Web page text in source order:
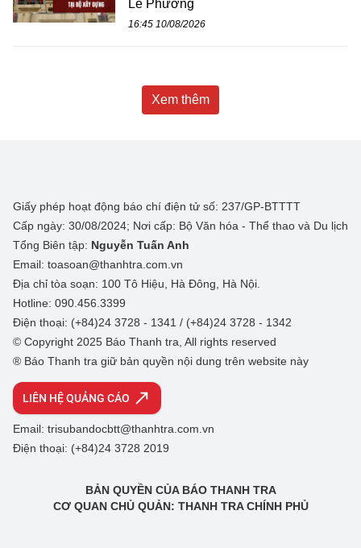
Lê Phương
16:45 10/08/2026
Xem thêm
Giấy phép hoạt động báo chí điện tử số: 237/GP-BTTTT
Cấp ngày: 30/08/2024; Nơi cấp: Bộ Văn hóa - Thể thao và Du lịch
Tổng Biên tập: Nguyễn Tuấn Anh
Email: toasoan@thanhtra.com.vn
Địa chỉ tòa soạn: 100 Tô Hiệu, Hà Đông, Hà Nội.
Hotline: 090.456.3399
Điện thoại: (+84)24 3728 - 1341 / (+84)24 3728 - 1342
© Copyright 2025 Báo Thanh tra, All rights reserved
® Báo Thanh tra giữ bản quyền nội dung trên website này
LIÊN HỆ QUẢNG CÁO
Email: trisubandocbtt@thanhtra.com.vn
Điện thoại: (+84)24 3728 2019
BẢN QUYỀN CỦA BÁO THANH TRA
CƠ QUAN CHỦ QUẢN: THANH TRA CHÍNH PHỦ